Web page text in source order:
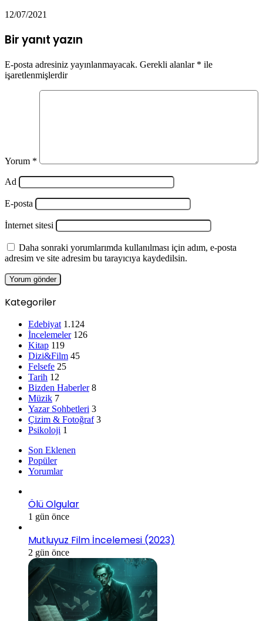
12/07/2021
Bir yanıt yazın
E-posta adresiniz yayınlanmayacak. Gerekli alanlar * ile
işaretlenmişlerdir
Yorum *
Ad
E-posta
İnternet sitesi
Daha sonraki yorumlarımda kullanılması için adım, e-posta
adresim ve site adresim bu tarayıcıya kaydedilsin.
Kategoriler
Edebiyat 1.124
İncelemeler 126
Kitap 119
Dizi&Film 45
Felsefe 25
Tarih 12
Bizden Haberler 8
Müzik 7
Yazar Sohbetleri 3
Çizim & Fotoğraf 3
Psikoloji 1
Son Eklenen
Popüler
Yorumlar
Ölü Olgular
1 gün önce
Mutluyuz Film İncelemesi (2023)
2 gün önce